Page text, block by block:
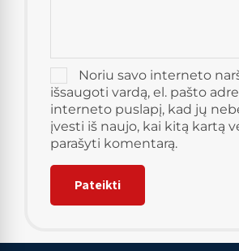
Noriu savo interneto
išsaugoti vardą, el. pašto
interneto puslapį, kad jų
įvesti iš naujo, kai kitą kartą
parašyti komentarą.